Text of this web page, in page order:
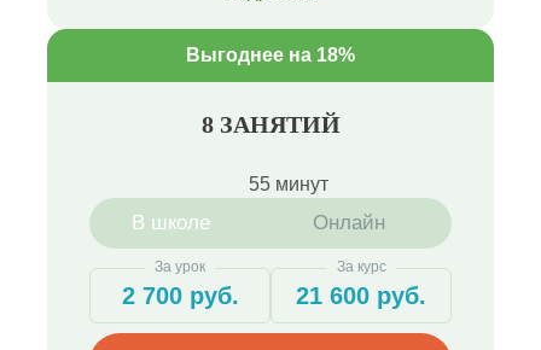
Выгоднее на 18%
8 ЗАНЯТИЙ
55 минут
В школе Онлайн
За урок
2 700 руб.
За курс
21 600 руб.